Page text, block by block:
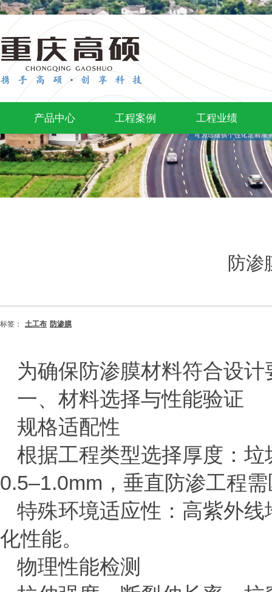
产品中心 工程案例 工程业绩
防渗
标签： 土工布 防渗膜
为确保防渗膜材料符合设
一、材料选择与性能验证
‌规格适配性‌
根据工程类型选择厚度：垃
0.5–1.0mm ，垂直防渗工程
特殊环境适应性：高紫外线
化性能。
‌物理性能检测‌